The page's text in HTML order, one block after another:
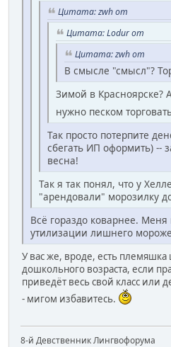
Цитата: zwh от
Цитата: Lodur от
Цитата: zwh от
В смысле "смысл"?
Зимой в Красноярске?
нужно песком
Так просто потерпите
сбегать ИП оформить) --
весна!
Так я так понял, что у
"арендовали" морозилку
Всё гораздо коварнее. Меня
утилизации лишнего
У вас же, вроде, есть
дошкольного возраста, если
приведёт весь свой класс или
- мигом избавитесь.
8-й Девственник Лингвофорума